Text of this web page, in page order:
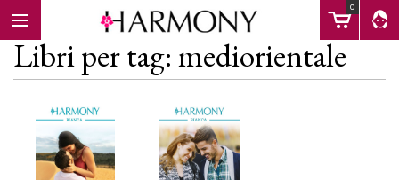
0
EBOOK
Libri per tag: mediorientale